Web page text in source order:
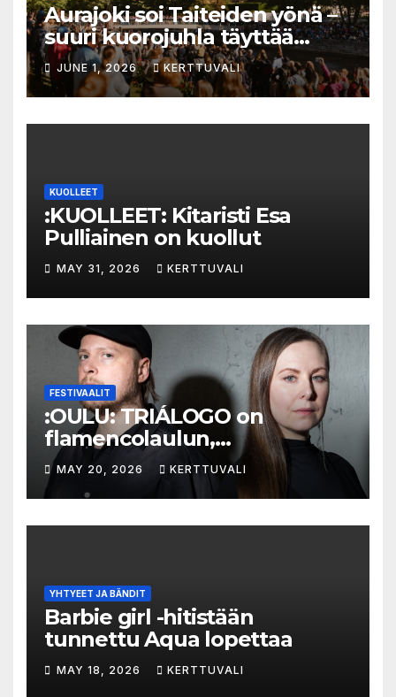
Aurajoki soi Taiteiden yönä –
suuri kuorojuhla täyttää
jokirannan musiikilla
JUNE 1, 2026 KERTTUVALI
KUOLLEET
:KUOLLEET: Kitaristi Esa
Pulliainen on kuollut
MAY 31, 2026 KERTTUVALI
FESTIVAALIT
:OULU: TRIÁLOGO on
flamencolaulun,
elektronisen musiikin ja
hylätyn tilan välinen trialogi
MAY 20, 2026 KERTTUVALI
YHTYEET JA BÄNDIT
Barbie girl -hitistään
tunnettu Aqua lopettaa
MAY 18, 2026 KERTTUVALI